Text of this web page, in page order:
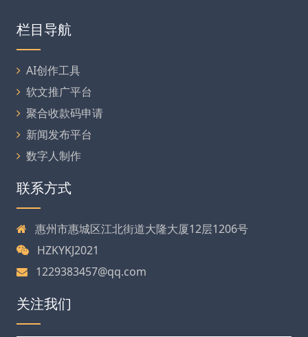
栏目导航
AI创作工具
软文推广平台
聚合收款码申请
新闻发布平台
数字人制作
联系方式
惠州市惠城区江北街道大隆大厦12层1206号
HZKYKJ2021
1229383457@qq.com
关注我们